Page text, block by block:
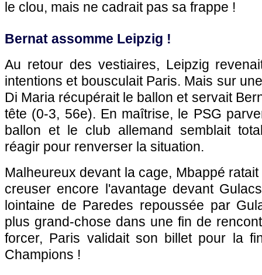
le clou, mais ne cadrait pas sa frappe !
Bernat assomme Leipzig !
Au retour des vestiaires, Leipzig
intentions et bousculait Paris. Mais sur
Di Maria récupérait le ballon et servait
tête (0-3, 56e). En maîtrise, le PSG
ballon et le club allemand semblait
réagir pour renverser la situation.
Malheureux devant la cage, Mbappé
creuser encore l'avantage devant
lointaine de Paredes repoussée par
plus grand-chose dans une fin de
forcer, Paris validait son billet pour la
Champions !